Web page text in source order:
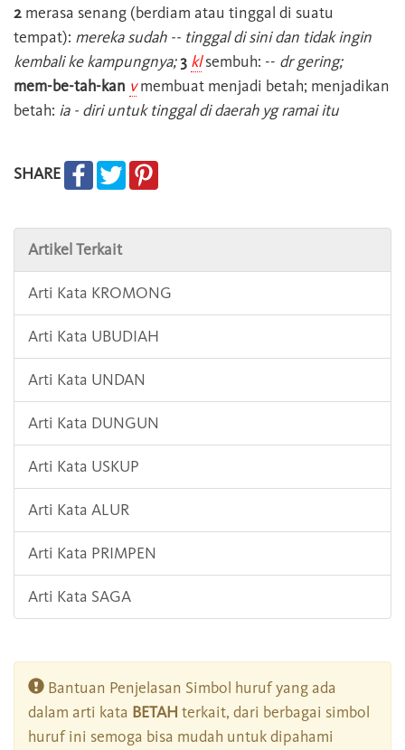
2 merasa senang (berdiam atau tinggal di suatu
tempat): mereka sudah -- tinggal di sini dan tidak ingin
kembali ke kampungnya;3 klsembuh: -- dr gering;
mem-be-tah-kan vmembuat menjadi betah; menjadikan
betah: ia - diri untuk tinggal di daerah yg ramai itu
SHARE
Artikel Terkait
Arti Kata KROMONG
Arti Kata UBUDIAH
Arti Kata UNDAN
Arti Kata DUNGUN
Arti Kata USKUP
Arti Kata ALUR
Arti Kata PRIMPEN
Arti Kata SAGA
Bantuan Penjelasan Simbol huruf yang ada
dalam arti kata BETAH terkait, dari berbagai simbol
huruf ini semoga bisa mudah untuk dipahami